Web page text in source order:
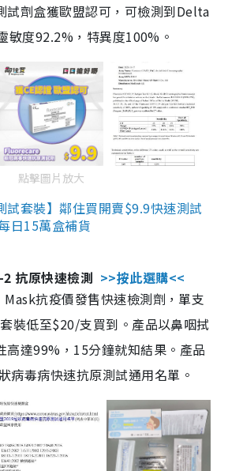
試劑盒獲歐盟認可，可檢測到Delta
度92.2%，特異度100%。
點擊圖片放大
試套裝】鄰住買開賣$9.9快速測試
日15萬盒補貨
抗原快速檢測 >>按此選購<<
抗疫價發售快速檢測劑，單支
裝低至$20/支買到。產品以鼻咽拭
高達99%，15分鐘就知結果。產品
病毒病快速抗原測試通用名單。